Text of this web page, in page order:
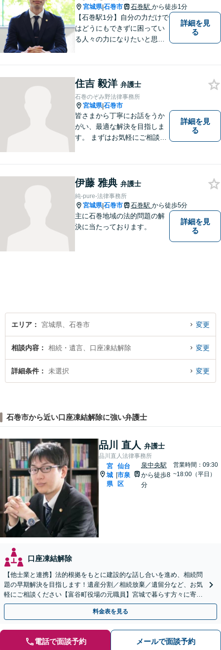
宮城県|石巻市 石巻駅 から徒歩1分
【石巻駅1分】自分の力だけで
はどうにもできずに困ってい
る人々の力になりたいと思い
決ができるよう、サポートい
たします。ぜひ一度ご相談く
ださい。
詳細を見
る
住吉 毅洋 弁護士
石巻のぞみ野法律事務所
宮城県|石巻市
皆さまから丁寧にお話をうか
がい、最適な解決を目指しま
す。 まずはお気軽にご相談く
詳細を見
る
伊藤 雅典 弁護士
純-pure-法律事務所
宮城県|石巻市 石巻駅 から徒歩5分
主に石巻地域の法的問題の解
決に当たっております。
詳細を見
る
エリア 宮城県、石巻市 変更
相談内容 相続・遺言、口座凍結解除 変更
詳細条件 未選択 変更
石巻市から近い口座凍結解除に強い弁護士
品川 直人 弁護士
品川直人法律事務所
宮
城
県
仙台
市泉
区
泉中央駅
から徒歩8
分
営業時間：09:30
~18:00（平日）
口座凍結解除
【他士業と連携】法的根拠をもとに建設的な話し合いを進め、相続問
題の早期解決を目指します！遺産分割／相続放棄／遺留分など、お気
軽にご相談ください【富谷町役場の元職員】宮城で暮らす方々に寄り
添う、敷居の低い事務所です【無料駐車場あり】
料金表を見る
電話で面談予約 メールで面談予約